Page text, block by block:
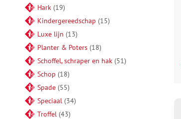
Hark 19
Kindergereedschap 15
Luxe lijn 13
Planter & Poters 18
Schoffel, schraper en hak 51
Schop 18
Spade 55
Speciaal 34
Troffel 43